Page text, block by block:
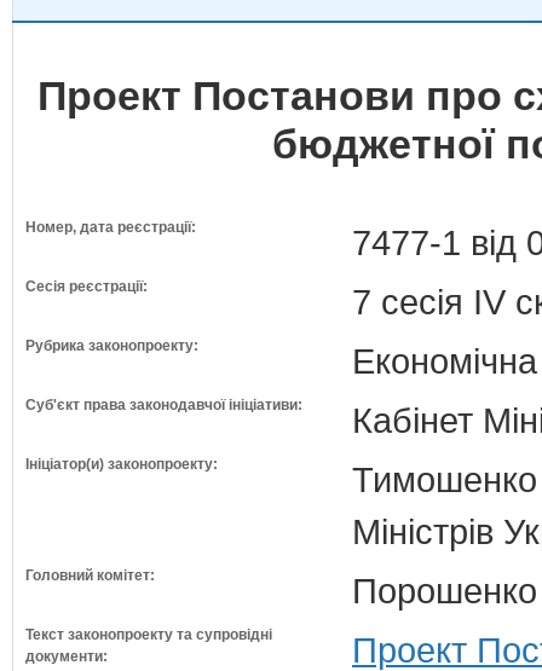
Проект Постанови про
бюджетної
Номер, дата реєстрації: 7477-1 від
Сесія реєстрації: 7 сесія IV
Рубрика законопроекту:
Суб'єкт права законодавчої ініціативи: Кабінет
Ініціатор(и) законопроекту:
Тимошенко
Міністрів
Головний комітет: Порошенко
Текст законопроекту та супровідні
документи:
Проект